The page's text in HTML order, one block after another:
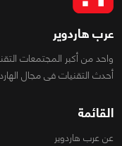
عرب هاردوير
واحد من أكبر المجتمعات
أحدث التقنيات فى مجال
القائمة
عن عرب هاردوير